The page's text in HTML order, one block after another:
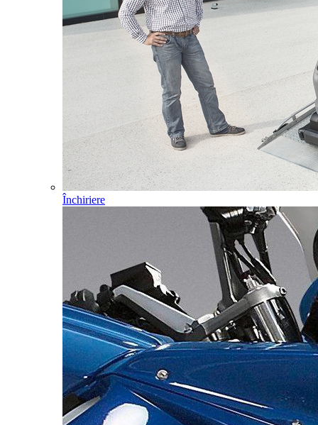
Închiriere